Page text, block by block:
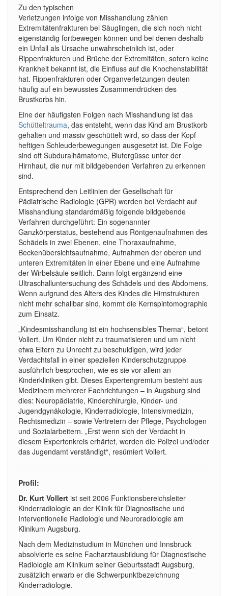
Zu den typischen
Verletzungen infolge von Misshandlung zählen
Extremitätenfrakturen bei Säuglingen, die sich noch nicht
eigenständig fortbewegen können und bei denen deshalb
ein Unfall als Ursache unwahrscheinlich ist, oder
Rippenfrakturen und Brüche der Extremitäten, sofern keine
Krankheit bekannt ist, die Einfluss auf die Knochenstabilität
hat. Rippenfrakturen oder Organverletzungen deuten
häufig auf ein bewusstes Zusammendrücken des
Brustkorbs hin.
Eine der häufigsten Folgen nach Misshandlung ist das
Schütteltrauma, das entsteht, wenn das Kind am Brustkorb
gehalten und massiv geschüttelt wird, so dass der Kopf
heftigen Schleuderbewegungen ausgesetzt ist. Die Folge
sind oft Subduralhämatome, Blutergüsse unter der
Hirnhaut, die nur mit bildgebenden Verfahren zu erkennen
sind.
Entsprechend den Leitlinien der Gesellschaft für
Pädiatrische Radiologie (GPR) werden bei Verdacht auf
Misshandlung standardmäßig folgende bildgebende
Verfahren durchgeführt: Ein sogenannter
Ganzkörperstatus, bestehend aus Röntgenaufnahmen des
Schädels in zwei Ebenen, eine Thoraxaufnahme,
Beckenübersichtsaufnahme, Aufnahmen der oberen und
unteren Extremitäten in einer Ebene und eine Aufnahme
der Wirbelsäule seitlich. Dann folgt ergänzend eine
Ultraschalluntersuchung des Schädels und des Abdomens.
Wenn aufgrund des Alters des Kindes die Hirnstrukturen
nicht mehr schallbar sind, kommt die Kernspintomographie
zum Einsatz.
„Kindesmisshandlung ist ein hochsensibles Thema“, betont
Vollert. Um Kinder nicht zu traumatisieren und um nicht
etwa Eltern zu Unrecht zu beschuldigen, wird jeder
Verdachtsfall in einer speziellen Kinderschutzgruppe
ausführlich besprochen, wie es sie vor allem an
Kinderkliniken gibt. Dieses Expertengremium besteht aus
Medizinern mehrerer Fachrichtungen – in Augsburg sind
dies: Neuropädiatrie, Kinderchirurgie, Kinder- und
Jugendgynäkologie, Kinderradiologie, Intensivmedizin,
Rechtsmedizin – sowie Vertretern der Pflege, Psychologen
und Sozialarbeitern. „Erst wenn sich der Verdacht in
diesem Expertenkreis erhärtet, werden die Polizei und/oder
das Jugendamt verständigt“, resümiert Vollert.
Profil:
Dr. Kurt Vollert ist seit 2006 Funktionsbereichsleiter
Kinderradiologie an der Klinik für Diagnostische und
Interventionelle Radiologie und Neuroradiologie am
Klinikum Augsburg.
Nach dem Medizinstudium in München und Innsbruck
absolvierte es seine Facharztausbildung für Diagnostische
Radiologie am Klinikum seiner Geburtsstadt Augsburg,
zusätzlich erwarb er die Schwerpunktbezeichnung
Kinderradiologie.